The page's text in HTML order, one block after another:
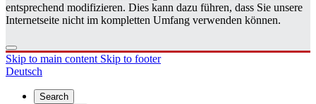
entsprechend modifizieren. Dies kann dazu führen, dass Sie unsere
Internetseite nicht im kompletten Umfang verwenden können.
Skip to main content Skip to footer
Deutsch
Search